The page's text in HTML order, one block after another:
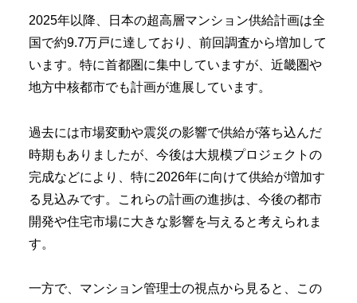
2025年以降、日本の超高層マンション供給計画は全
国で約9.7万戸に達しており、前回調査から増加して
います。特に首都圏に集中していますが、近畿圏や
地方中核都市でも計画が進展しています。
過去には市場変動や震災の影響で供給が落ち込んだ
時期もありましたが、今後は大規模プロジェクトの
完成などにより、特に2026年に向けて供給が増加す
る見込みです。これらの計画の進捗は、今後の都市
開発や住宅市場に大きな影響を与えると考えられま
す。
一方で、マンション管理士の視点から見ると、この